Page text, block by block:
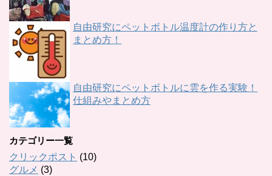
自由研究にペットボトル温度計の作り方と
まとめ方！
自由研究にペットボトルに雲を作る実験！
仕組みやまとめ方
カテゴリー一覧
クリックポスト (10)
グルメ (3)